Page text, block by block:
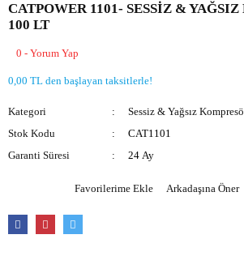
CATPOWER 1101- SESSİZ &
100 LT
0 - Yorum Yap
0,00 TL den başlayan taksitlerle!
Kategori
Sessiz & Yağsız
Stok Kodu
CAT1101
Garanti Süresi
24 Ay
Arkadaşına Öner